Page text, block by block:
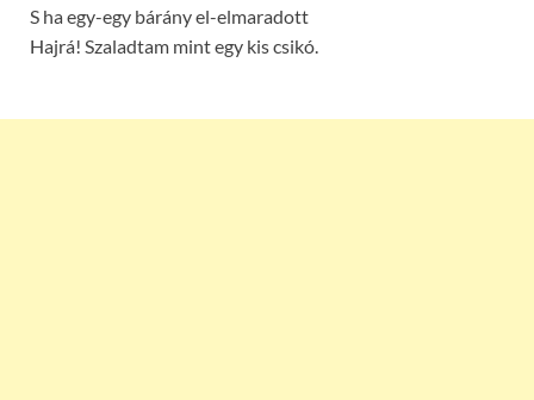
S ha egy-egy bárány el-elmaradott
Hajrá! Szaladtam mint egy kis csikó.